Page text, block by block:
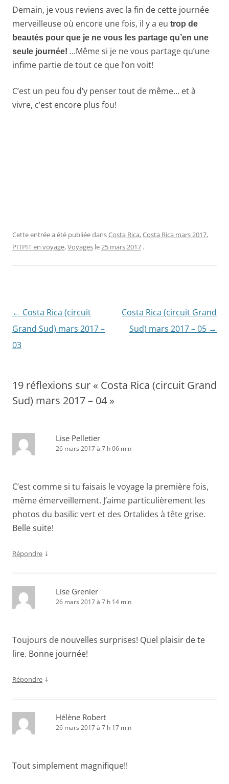
Demain, je vous reviens avec la fin de cette journée
merveilleuse où encore une fois, il y a eu trop de
beautés pour que je ne vous les partage qu’en une
seule journée! …Même si je ne vous partage qu’une
infime partie de tout ce que l’on voit!
C’est un peu fou d’y penser tout de même… et à
vivre, c’est encore plus fou!
Cette entrée a été publiée dansCosta Rica,Costa Rica mars 2017,
PITPIT en voyage,Voyages le 25 mars 2017 .
Navigation
des
articles
← Costa Rica (circuit
Grand Sud) mars 2017 –
03
Costa Rica (circuit Grand
Sud) mars 2017 – 05 →
19 réflexions sur « Costa Rica (circuit Grand
Sud) mars 2017 – 04 »
Lise Pelletier
26 mars 2017 à 7 h 06 min
C’est comme si tu faisais le voyage la première fois,
même émerveillement. J’aime particulièrement les
photos du basilic vert et des Ortalides à tête grise.
Belle suite!
Répondre ↓
Lise Grenier
26 mars 2017 à 7 h 14 min
Toujours de nouvelles surprises! Quel plaisir de te
lire. Bonne journée!
Répondre ↓
Hélène Robert
26 mars 2017 à 7 h 17 min
Tout simplement magnifique!!